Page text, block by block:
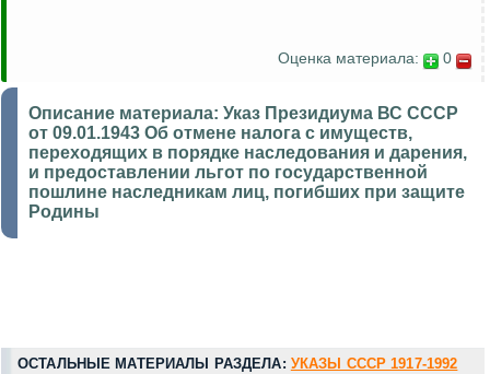
Оценка материала: 0
Описание материала: Указ Президиума ВС СССР
от 09.01.1943 Об отмене налога с имуществ,
переходящих в порядке наследования и дарения,
и предоставлении льгот по государственной
пошлине наследникам лиц, погибших при защите
Родины
ОСТАЛЬНЫЕ МАТЕРИАЛЫ РАЗДЕЛА: УКАЗЫ СССР 1917-1992